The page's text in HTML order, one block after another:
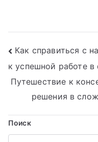
Навигация
по
записям
Как справиться с
к успешной работе
Путешествие к
решения в
Поиск